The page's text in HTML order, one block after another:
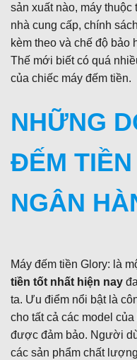
sản xuất nào, máy
nhà cung cấp, chính
kèm theo và chế độ bảo
Thế mới biết có quá
của chiếc máy đếm tiền.
NHỮNG
ĐẾM
NGÂN
Máy đếm tiền Glory: là
tiền tốt nhất hiện nay
ta. Ưu điểm nổi bật là
cho tất cả các model
được đảm bảo. Người
các sản phẩm chất